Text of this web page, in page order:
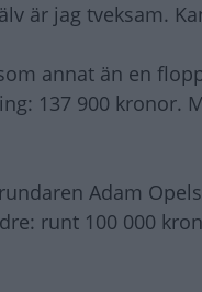
är jag tveksam.
annat än en
137 900 kronor.
Adam
runt 100 000